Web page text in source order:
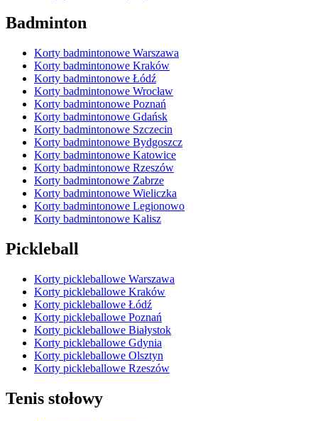
Badminton
Korty badmintonowe Warszawa
Korty badmintonowe Kraków
Korty badmintonowe Łódź
Korty badmintonowe Wrocław
Korty badmintonowe Poznań
Korty badmintonowe Gdańsk
Korty badmintonowe Szczecin
Korty badmintonowe Bydgoszcz
Korty badmintonowe Katowice
Korty badmintonowe Rzeszów
Korty badmintonowe Zabrze
Korty badmintonowe Wieliczka
Korty badmintonowe Legionowo
Korty badmintonowe Kalisz
Pickleball
Korty pickleballowe Warszawa
Korty pickleballowe Kraków
Korty pickleballowe Łódź
Korty pickleballowe Poznań
Korty pickleballowe Białystok
Korty pickleballowe Gdynia
Korty pickleballowe Olsztyn
Korty pickleballowe Rzeszów
Tenis stołowy